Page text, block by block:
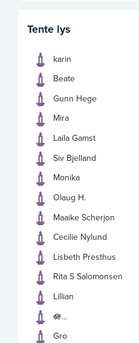
Tente lys
karin
Beate
Gunn Hege
Mira
Laila Gamst
Siv Bjelland
Monika
Olaug H.
Maaike Scherjon
Cecilie Nylund
Lisbeth Presthus
Rita S Salomonsen
Lillian
🪷...
Gro